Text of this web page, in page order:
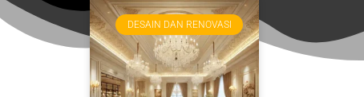
DESAIN DAN RENOVASI